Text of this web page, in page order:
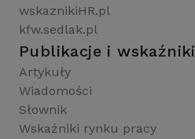
wskaznikiHR.pl
kfw.sedlak.pl
Publikacje i wskaźniki
Artykuły
Wiadomości
Słownik
Wskaźniki rynku pracy